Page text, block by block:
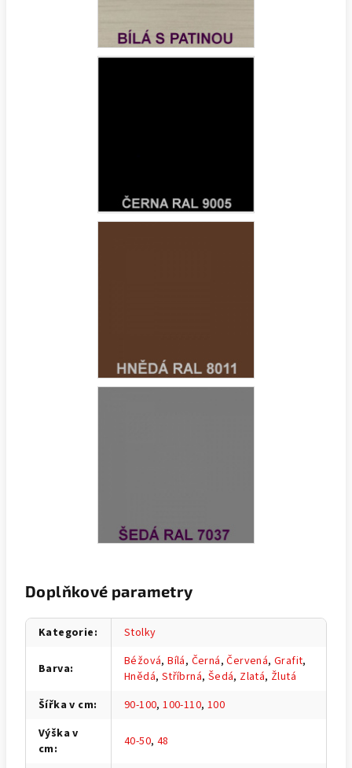
Doplňkové parametry
Kategorie: Stolky
Barva: Béžová,Bílá, Černá,Červená,Grafit,
Hnědá, Stříbrná, Šedá, Zlatá, Žlutá
Šířka v cm: 90-100,100-110, 100
Výška v
cm: 40-50, 48